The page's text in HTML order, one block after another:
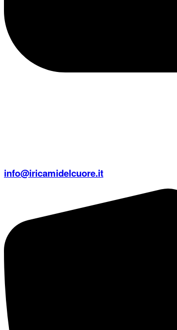
info@iricamidelcuore.it